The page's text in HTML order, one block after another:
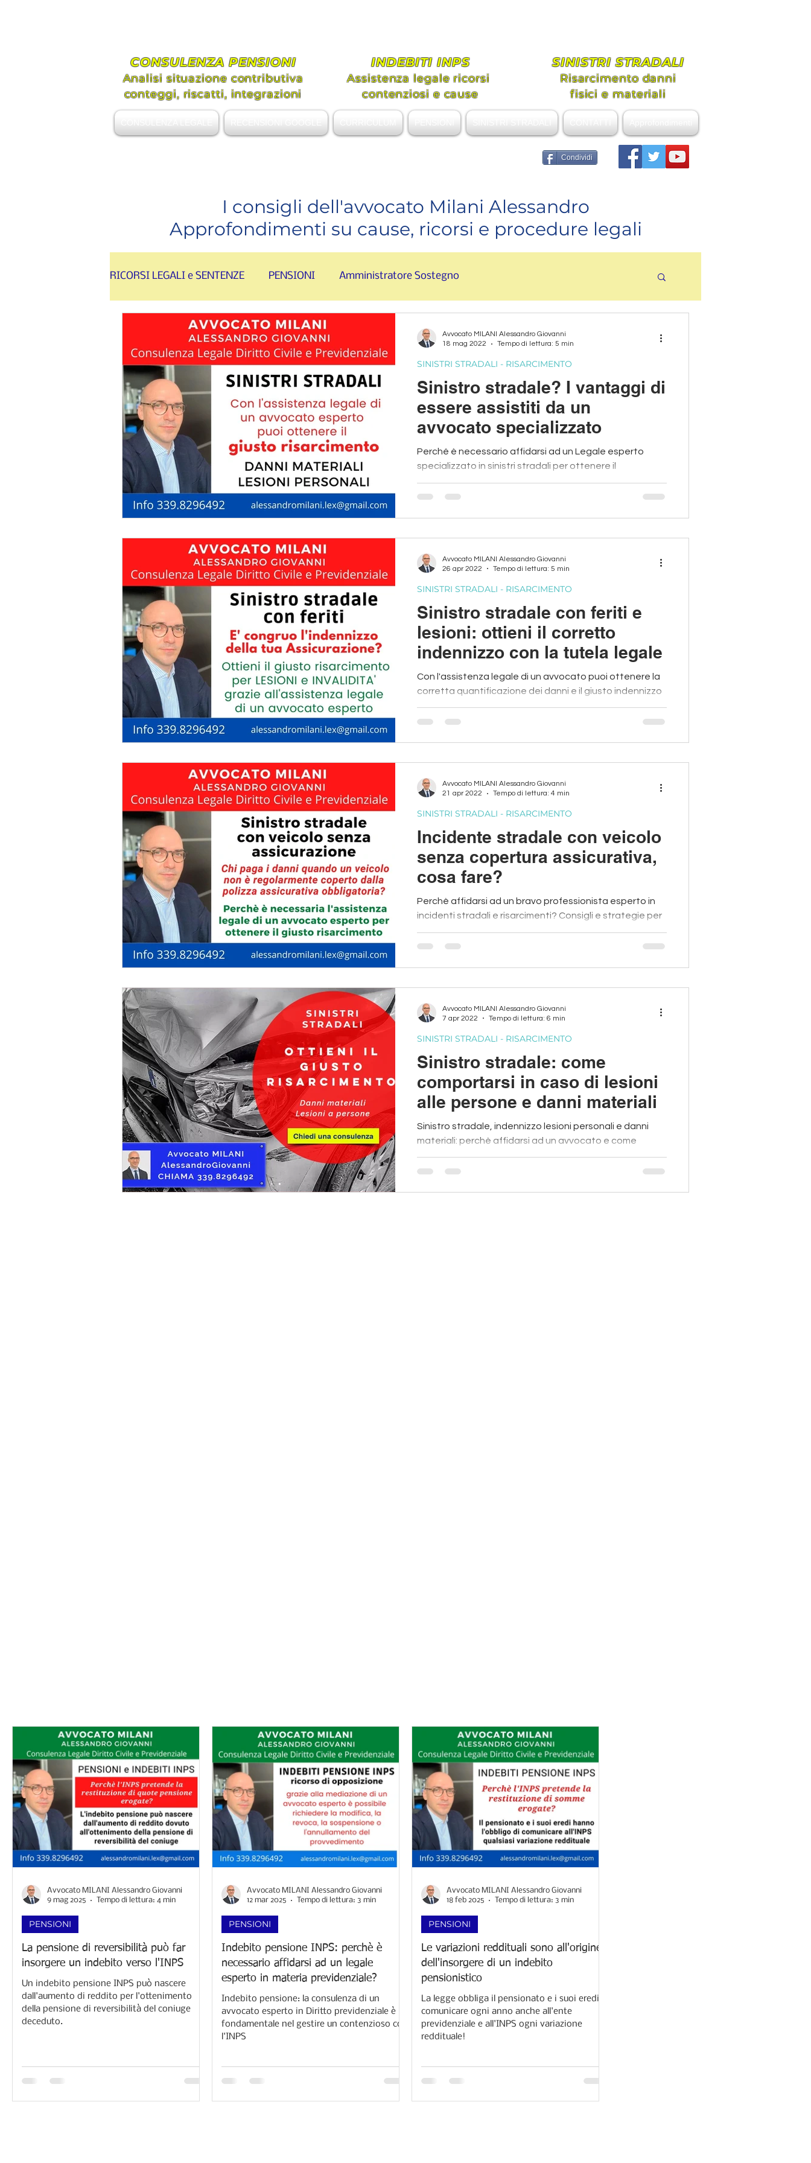
CONSULENZA PENSIONI
Analisi situazione contributiva
conteggi, riscatti, integrazioni
INDEBITI INPS
Assistenza legale ricorsi
contenziosi e cause
SINISTRI STRADALI
Risarcimento danni
fisici e materiali
Condividi
I consigli dell'avvocato Milani Alessandro
Approfondimenti su cause, ricorsi e procedure legali
RICORSI LEGALI e SENTENZE PENSIONI Amministratore Sostegno
SINISTRI STRADALI - RISARCIMENTO
Sinistro stradale? I vantaggi di
essere assistiti da un
avvocato specializzato
Perché è necessario affidarsi ad un Legale esperto
specializzato in sinistri stradali per ottenere il
SINISTRI STRADALI - RISARCIMENTO
Avvocato MILANI Alessandro Giovanni
18 mag 2022
Tempo di lettura: 5 min
Sinistro stradale con feriti e
lesioni: ottieni il corretto
indennizzo con la tutela legale
Con l'assistenza legale di un avvocato puoi ottenere la
corretta quantificazione dei danni e il giusto indennizzo
delle lesioni riportate
SINISTRI STRADALI - RISARCIMENTO
Avvocato MILANI Alessandro Giovanni
26 apr 2022
Tempo di lettura: 5 min
Incidente stradale con veicolo
senza copertura assicurativa,
cosa fare?
Perchè affidarsi ad un bravo professionista esperto in
incidenti stradali e risarcimenti? Consigli e strategie per
SINISTRI STRADALI - RISARCIMENTO
Avvocato MILANI Alessandro Giovanni
21 apr 2022
Tempo di lettura: 4 min
Sinistro stradale: come
comportarsi in caso di lesioni
alle persone e danni materiali
Sinistro stradale, indennizzo lesioni personali e danni
materiali: perchè affidarsi ad un avvocato e come
richiedere il giusto risarcimento.
SINISTRI STRADALI - RISARCIMENTO
Avvocato MILANI Alessandro Giovanni
7 apr 2022
Tempo di lettura: 6 min
La pensione di reversibilità può far
insorgere un indebito verso l'INPS
Un indebito pensione INPS può nascere
dall'aumento di reddito per l'ottenimento
della pensione di reversibilità del coniuge
deceduto.
PENSIONI
Avvocato MILANI Alessandro Giovanni
9 mag 2025
Tempo di lettura: 4 min
Indebito pensione INPS: perchè è
necessario affidarsi ad un legale
esperto in materia previdenziale?
Indebito pensione: la consulenza di un
avvocato esperto in Diritto previdenziale è
fondamentale nel gestire un contenzioso con
l'INPS
PENSIONI
Avvocato MILANI Alessandro Giovanni
12 mar 2025
Tempo di lettura: 3 min
Le variazioni reddituali sono all'origine
dell'insorgere di un indebito
pensionistico
La legge obbliga il pensionato e i suoi eredi a
comunicare ogni anno anche all'ente
previdenziale e all'INPS ogni variazione
reddituale!​
PENSIONI
Avvocato MILANI Alessandro Giovanni
18 feb 2025
Tempo di lettura: 3 min